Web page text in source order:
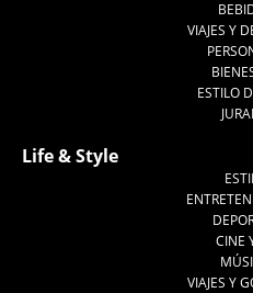
VIAJES Y
ESTILO
Life & Style
CINE
VIAJES Y